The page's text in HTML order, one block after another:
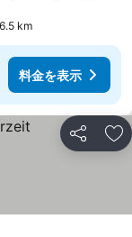
km
料金を表示
シェア お